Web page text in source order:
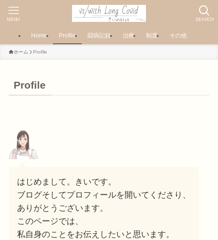
SEARCH
MENU
Home Profile 闘病記録 治療 制度 その他
ホーム Profile
Profile
はじめまして。きいです。
ブログそしてプロフィールを開いてくださり、
ありがとうございます。
このページでは、
私自身のことをお伝えしたいと思います。